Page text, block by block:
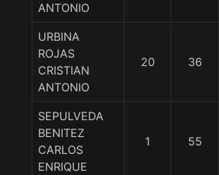
ANTONIO
URBINA
ROJAS
CRISTIAN
ANTONIO
20 36
SEPULVEDA
BENITEZ
CARLOS
ENRIQUE
1 55